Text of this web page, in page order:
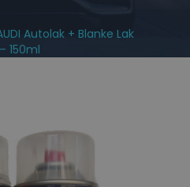
Autolak + Blanke Lak
150ml